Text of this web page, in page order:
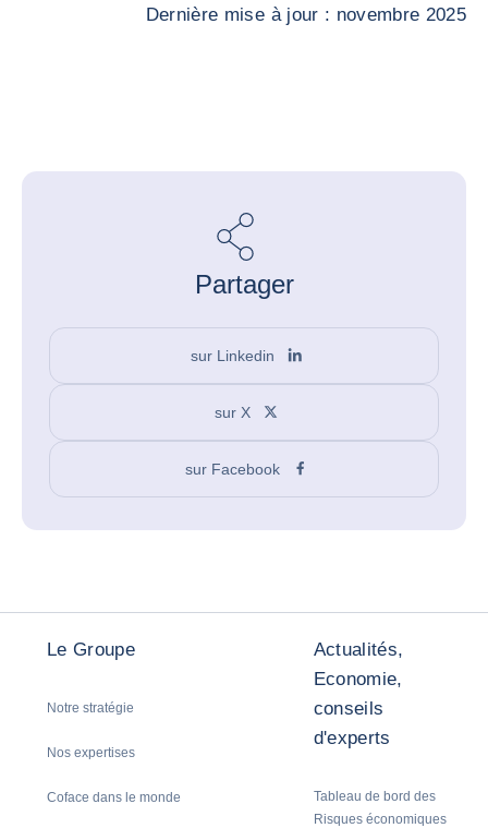
Dernière mise à jour : novembre 2025
Partager
sur Linkedin
sur X
sur Facebook
Le Groupe
Notre stratégie
Nos expertises
Coface dans le monde
Actualités,
Economie,
conseils
d'experts
Tableau de bord des
Risques économiques